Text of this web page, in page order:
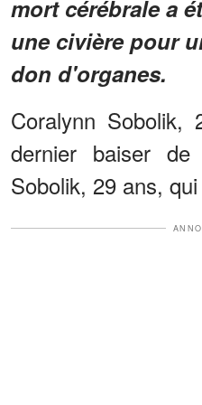
mort cérébrale a
une civière pour
don d'organes.
Coralynn
dernier baiser
Sobolik, 29 ans,